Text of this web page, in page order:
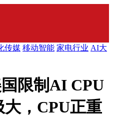
传媒 移动智能 家电行业 AI大
限制AI CPU
，CPU正重